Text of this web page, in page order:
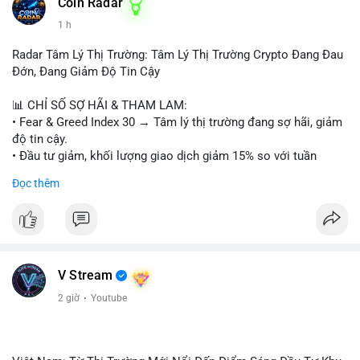
#áplựcbántiềmnăng
Coin Radar
1 h
Radar Tâm Lý Thị Trường: Tâm Lý Thị Trường Crypto Đang Đau
Đớn, Đang Giảm Độ Tin Cậy
📊 CHỈ SỐ SỢ HÃI & THAM LAM:
• Fear & Greed Index 30 → Tâm lý thị trường đang sợ hãi, giảm
độ tin cậy.
• Đầu tư giảm, khối lượng giao dịch giảm 15% so với tuần
• CoinGecko: Jimothy The Raccoon, Pudgy Penguins,
crypto.
• LunarCrush: Ethereum, Solana, Dogecoin, Chainlink, Litecoin,
Tesla, UFC, Premier League, etc.
Đọc thêm
V Stream
2 giờ · Youtube